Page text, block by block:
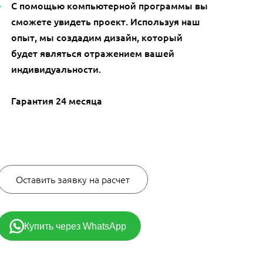
С помощью компьютерной программы вы
сможете увидеть проект. Используя наш
опыт, мы создадим дизайн, который
будет являться отражением вашей
индивидуальности.
Гарантия 24 месяца
Оставить заявку на расчет
Купить через WhatsApp